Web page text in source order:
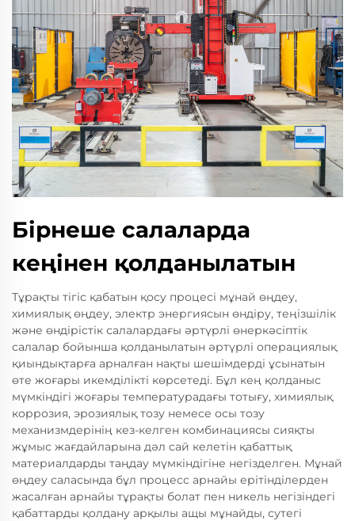
Бірнеше салаларда
кеңінен қолданылатын
Тұрақты тігіс қабатын қосу процесі мұнай өңдеу,
химиялық өңдеу, электр энергиясын өндіру, теңізшілік
және өндірістік салалардағы әртүрлі өнеркәсіптік
салалар бойынша қолданылатын әртүрлі операциялық
қиындықтарға арналған нақты шешімдерді ұсынатын
өте жоғары икемділікті көрсетеді. Бұл кең қолданыс
мүмкіндігі жоғары температурадағы тотығу, химиялық
коррозия, эрозиялық тозу немесе осы тозу
механизмдерінің кез-келген комбинациясы сияқты
жұмыс жағдайларына дәл сай келетін қабаттық
материалдарды таңдау мүмкіндігіне негізделген. Мұнай
өңдеу саласында бұл процесс арнайы ерітінділерден
жасалған арнайы тұрақты болат пен никель негізіндегі
қабаттарды қолдану арқылы ащы мұнайды, сутегі